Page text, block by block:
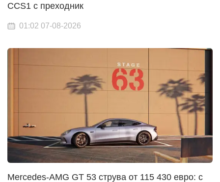
CCS1 с преходник
01:02 07-08-2026
Mercedes-AMG GT 53 струва от 115 430 евро: с